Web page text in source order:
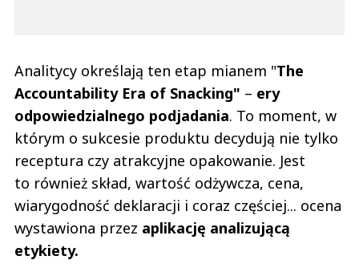
Analitycy określają ten etap mianem "The
Accountability Era of Snacking" – ery
odpowiedzialnego podjadania. To moment, w
którym o sukcesie produktu decydują nie tylko
receptura czy atrakcyjne opakowanie. Jest
to również skład, wartość odżywcza, cena,
wiarygodność deklaracji i coraz częściej... ocena
wystawiona przez aplikację analizującą
etykiety.